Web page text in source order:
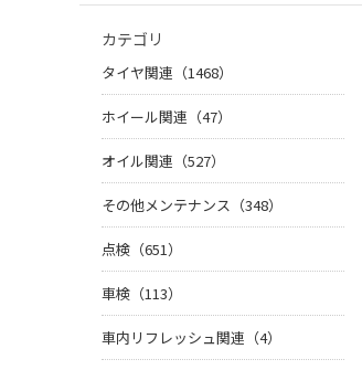
カテゴリ
タイヤ関連（1468）
ホイール関連（47）
オイル関連（527）
その他メンテナンス（348）
点検（651）
車検（113）
車内リフレッシュ関連（4）